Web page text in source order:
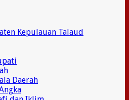
Kepulauan Talaud
Daerah